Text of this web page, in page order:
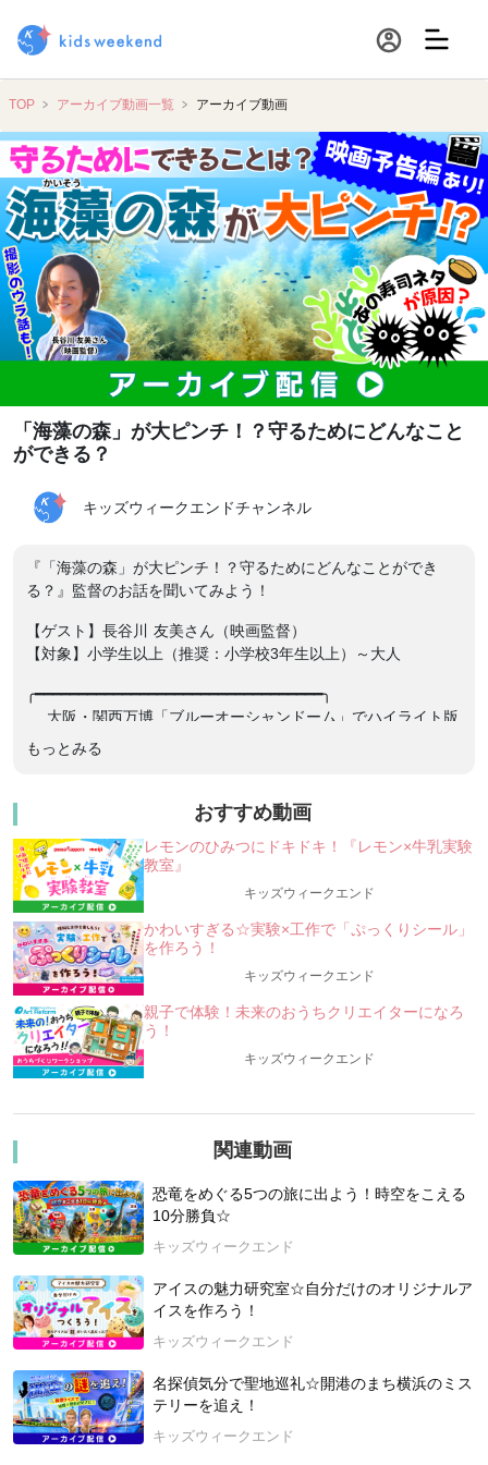
TOP アーカイブ動画一覧 アーカイブ動画
「海藻の森」が大ピンチ！？守るためにどんなこと
ができる？
キッズウィークエンドチャンネル
『「海藻の森」が大ピンチ！？守るためにどんなことができ
る？』監督のお話を聞いてみよう！
【ゲスト】⻑谷川 友美さん（映画監督）
【対象】小学生以上（推奨：小学校3年生以上）～大人
╭━━━━━━━━━━━━━━━━━━━━━━━━━━━━━━━━━╮
大阪・関西万博「ブルーオーシャンドーム」でハイライト版
上映された！
＼「ここにいる、生きている。消えゆく海藻の森に導か
★オンライン映画鑑賞！監督のお話も聞けちゃう！
★
ー海の砂漠化は、あの人気の寿司ネタ〇〇が原因？？
ー
キミらしく”「海藻の森」を守る方法”を見つけよ
う！
╰━━━━━━━━━━━━━━━━━━━━━━━━━━━━━━━━━╯
みなさんは、「海の砂漠化（さばくか）」って、聞いたことが
ありますか？
日本の海岸には、コンブやワカメなど、約1500種類もの多様な
海藻（かいそう）が生息しているといわれています。
まるで砂漠のような状態になってしまうこと。
このイベントでは、「海の砂漠化」を取り上げたドキュメンタ
リー映画「ここにいる、生きている。消えゆく海藻の森に導か
れて」（ハイライト版）の⻑谷川 友美監督による、貴重なトー
クが聞けちゃいますよ。
・映画の撮影って大変？ウラ話なども聞けちゃうかも！？
・監督はどうしてこの映画を作ったの？
・「海藻の森」を守る方法はたくさんある？小学生のみなさん
「海藻の森」の様子をみる・知る、貴重なチャンス。
みんなでお家で映画を観ながら、「海藻の森」に思いをはせま
せんか？
もっとみる
おすすめ動画
レモンのひみつにドキドキ！『レモン×牛乳実験
教室』
キッズウィークエンド
かわいすぎる☆実験×工作で「ぷっくりシール」
を作ろう！
キッズウィークエンド
親子で体験！未来のおうちクリエイターになろ
う！
キッズウィークエンド
関連動画
恐竜をめぐる5つの旅に出よう！時空をこえる
10分勝負☆
キッズウィークエンド
アイスの魅力研究室☆自分だけのオリジナルア
イスを作ろう！
キッズウィークエンド
名探偵気分で聖地巡礼☆開港のまち横浜のミス
テリーを追え！
キッズウィークエンド